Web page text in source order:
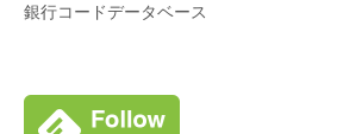
銀行コードデータベース